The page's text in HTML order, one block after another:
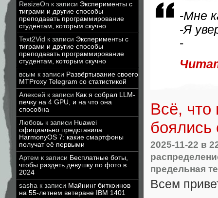
ResizeOn к записи Эксперименты с
тиграми и другие способы
преподавать программирование
студентам, которым скучно
Text2Vid к записи Эксперименты с
тиграми и другие способы
преподавать программирование
студентам, которым скучно
всым к записи Развёртывание своего
MTProxy Telegram со статистикой
Алексей к записи Как я собрал LLM-
печку на 4 GPU, и на что она
способна
Любовь к записи Huawei
официально представила
HarmonyOS 7: какие смартфоны
получат её первыми
Артем к записи Бесплатные боты,
чтобы раздеть девушку по фото в
2024
sasha к записи Майнинг биткоинов
на 55-летнем ветеране IBM 1401
-Мне
-Я
-
Всё, что
боялись
2025-11-22 в
предельная
Всем